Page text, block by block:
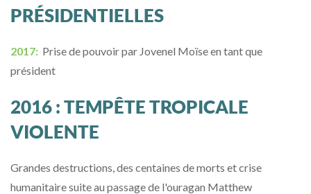
PRÉSIDENTIELLES
2017: Prise de pouvoir par Jovenel Moïse en tant que
président
2016 : TEMPÊTE TROPICALE
VIOLENTE
Grandes destructions, des centaines de morts et crise
humanitaire suite au passage de l'ouragan Matthew